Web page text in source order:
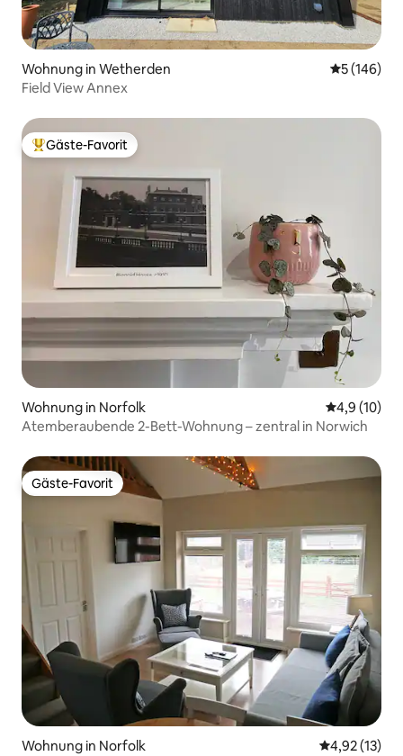
Wohnung in Wetherden
5 (146)
Field View Annex
Beliebter Gäste-Favorit.
Gäste-Favorit
Wohnung in Norfolk
4,9 (10)
Atemberaubende 2-Bett-Wohnung – zentral in Norwich
Gäste-Favorit
Gäste-Favorit
Wohnung in Norfolk
4,92 (13)